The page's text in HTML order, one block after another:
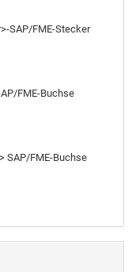
SAP/FME-Stecker
FME-Buchse
SAP/FME-Buchse